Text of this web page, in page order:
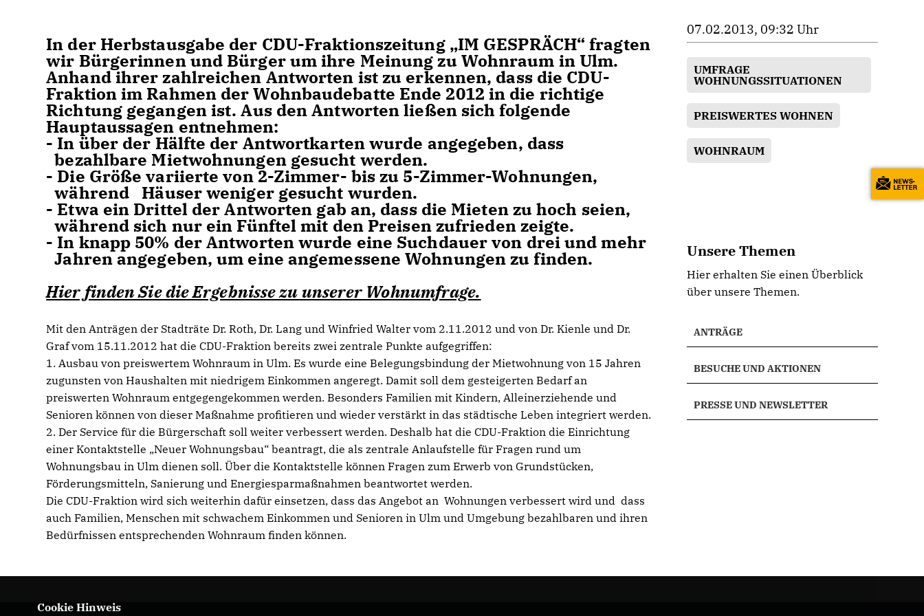
In der Herbstausgabe der CDU-Fraktionszeitung „IM GESPRÄCH“ fragten
wir Bürgerinnen und Bürger um ihre Meinung zu Wohnraum in Ulm.
Anhand ihrer zahlreichen Antworten ist zu erkennen, dass die CDU-
Fraktion im Rahmen der Wohnbaudebatte Ende 2012 in die richtige
Richtung gegangen ist. Aus den Antworten ließen sich folgende
Hauptaussagen entnehmen:
- In über der Hälfte der Antwortkarten wurde angegeben, dass
bezahlbare Mietwohnungen gesucht werden.
- Die Größe variierte von 2-Zimmer- bis zu 5-Zimmer-Wohnungen,
während Häuser weniger gesucht wurden.
- Etwa ein Drittel der Antworten gab an, dass die Mieten zu hoch seien,
während sich nur ein Fünftel mit den Preisen zufrieden zeigte.
- In knapp 50% der Antworten wurde eine Suchdauer von drei und mehr
Jahren angegeben, um eine angemessene Wohnungen zu finden.
Hier finden Sie die Ergebnisse zu unserer Wohnumfrage.
Mit den Anträgen der Stadträte Dr. Roth, Dr. Lang und Winfried Walter vom 2.11.2012 und von Dr. Kienle und Dr.
Graf vom 15.11.2012 hat die CDU-Fraktion bereits zwei zentrale Punkte aufgegriffen:
1. Ausbau von preiswertem Wohnraum in Ulm. Es wurde eine Belegungsbindung der Mietwohnung von 15 Jahren
zugunsten von Haushalten mit niedrigem Einkommen angeregt. Damit soll dem gesteigerten Bedarf an
preiswerten Wohnraum entgegengekommen werden. Besonders Familien mit Kindern, Alleinerziehende und
Senioren können von dieser Maßnahme profitieren und wieder verstärkt in das städtische Leben integriert werden.
2. Der Service für die Bürgerschaft soll weiter verbessert werden. Deshalb hat die CDU-Fraktion die Einrichtung
einer Kontaktstelle „Neuer Wohnungsbau“ beantragt, die als zentrale Anlaufstelle für Fragen rund um
Wohnungsbau in Ulm dienen soll. Über die Kontaktstelle können Fragen zum Erwerb von Grundstücken,
Förderungsmitteln, Sanierung und Energiesparmaßnahmen beantwortet werden.
Die CDU-Fraktion wird sich weiterhin dafür einsetzen, dass das Angebot an Wohnungen verbessert wird und dass
auch Familien, Menschen mit schwachem Einkommen und Senioren in Ulm und Umgebung bezahlbaren und ihren
Bedürfnissen entsprechenden Wohnraum finden können.
07.02.2013, 09:32 Uhr
UMFRAGE
WOHNUNGSSITUATIONEN
PREISWERTES WOHNEN
WOHNRAUM
Unsere Themen
Hier erhalten Sie einen Überblick
über unsere Themen.
ANTRÄGE
BESUCHE UND AKTIONEN
PRESSE UND NEWSLETTER
Cookie Hinweis